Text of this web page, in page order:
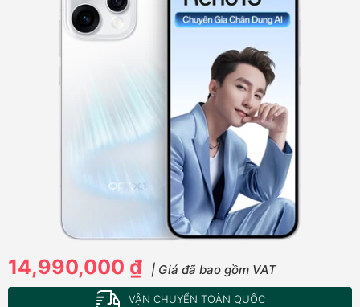
14,990,000 ₫ | Giá đã bao gồm VAT
VẬN CHUYỂN TOÀN QUỐC